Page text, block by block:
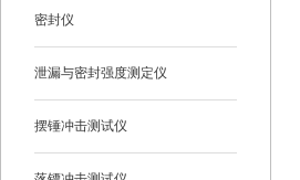
密封仪
泄漏与密封强度测定仪
摆锤冲击测试仪